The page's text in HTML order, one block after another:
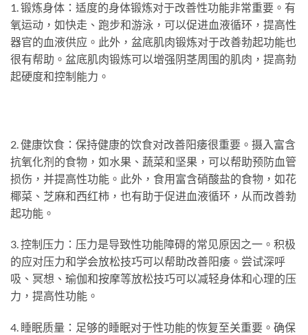
1. 锻炼身体：适度的身体锻炼对于改善性功能非常重要。有
氧运动，如快走、跑步和游泳，可以促进血液循环，提高性
器官的血液供应。此外，盆底肌肉锻炼对于改善勃起功能也
很有帮助。盆底肌肉锻炼可以增强阴茎周围的肌肉，提高勃
起硬度和控制能力。
2. 健康饮食：保持健康的饮食对改善阳痿很重要。摄入富含
抗氧化剂的食物，如水果、蔬菜和坚果，可以帮助预防血管
损伤，并提高性功能。此外，食用富含硝酸盐的食物，如花
椰菜、芝麻和西红柿，也有助于促进血液循环，从而改善勃
起功能。
3. 控制压力：压力是导致性功能障碍的常见原因之一。积极
的应对压力和学会放松技巧可以帮助改善阳痿。尝试深呼
吸、冥想、瑜伽和按摩等放松技巧可以减轻身体和心理的压
力，提高性功能。
4. 睡眠质量：足够的睡眠对于性功能的恢复至关重要。确保